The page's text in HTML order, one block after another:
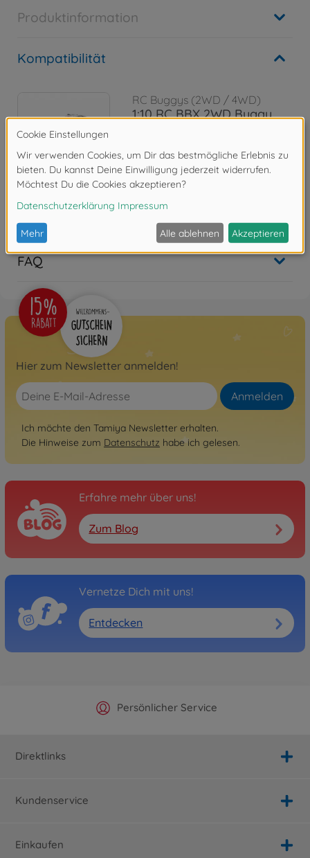
Produktinformation
Kompatibilität
RC Buggys (2WD / 4WD)
1:10 RC BBX 2WD Buggy
339,99 €
Bewertungen
FAQ
Hier zum Newsletter anmelden!
Anmelden
Ich möchte den Tamiya Newsletter erhalten.
Die Hinweise zum Datenschutz habe ich gelesen.
Erfahre mehr über uns!
Zum Blog
Vernetze Dich mit uns!
Entdecken
Offizieller Hersteller Shop
Persönlicher Service
Versandkostenfrei ab 25€
Schnelle Lieferung
Direktlinks
Kundenservice
Einkaufen